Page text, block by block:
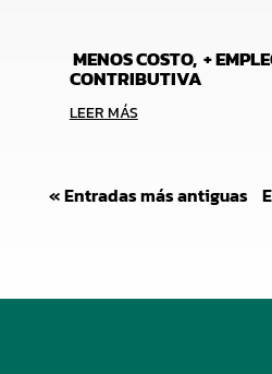
MENOS COSTO, +
CONTRIBUTIVA
LEER MÁS
« Entradas más antiguas